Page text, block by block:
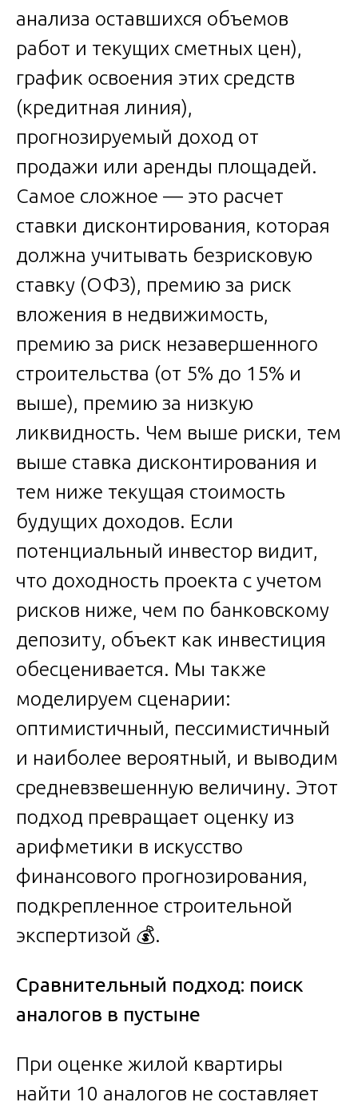
анализа оставшихся объемов
работ и текущих сметных цен),
график освоения этих средств
(кредитная линия),
прогнозируемый доход от
продажи или аренды площадей.
Самое сложное — это расчет
ставки дисконтирования, которая
должна учитывать безрисковую
ставку (ОФЗ), премию за риск
вложения в недвижимость,
премию за риск незавершенного
строительства (от 5% до 15% и
выше), премию за низкую
ликвидность. Чем выше риски, тем
выше ставка дисконтирования и
тем ниже текущая стоимость
будущих доходов. Если
потенциальный инвестор видит,
что доходность проекта с учетом
рисков ниже, чем по банковскому
депозиту, объект как инвестиция
обесценивается. Мы также
моделируем сценарии:
оптимистичный, пессимистичный
и наиболее вероятный, и выводим
средневзвешенную величину. Этот
подход превращает оценку из
арифметики в искусство
финансового прогнозирования,
подкрепленное строительной
экспертизой 💰.
Сравнительный подход: поиск
аналогов в пустыне
При оценке жилой квартиры
найти 10 аналогов не составляет